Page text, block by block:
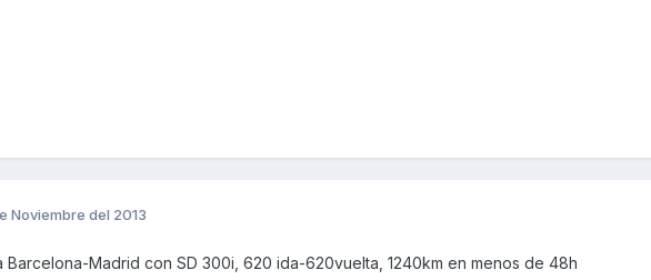
Noviembre del 2013
Barcelona-Madrid con SD 300i, 620 ida-620vuelta, 1240km en menos de 48h